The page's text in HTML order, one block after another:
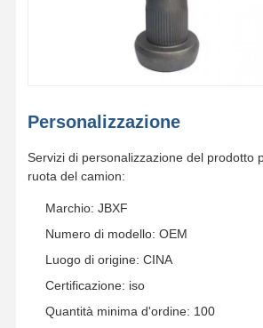
Personalizzazione
Servizi di personalizzazione del prodotto
ruota del camion:
Marchio: JBXF
Numero di modello: OEM
Luogo di origine: CINA
Certificazione: iso
Quantità minima d'ordine: 100